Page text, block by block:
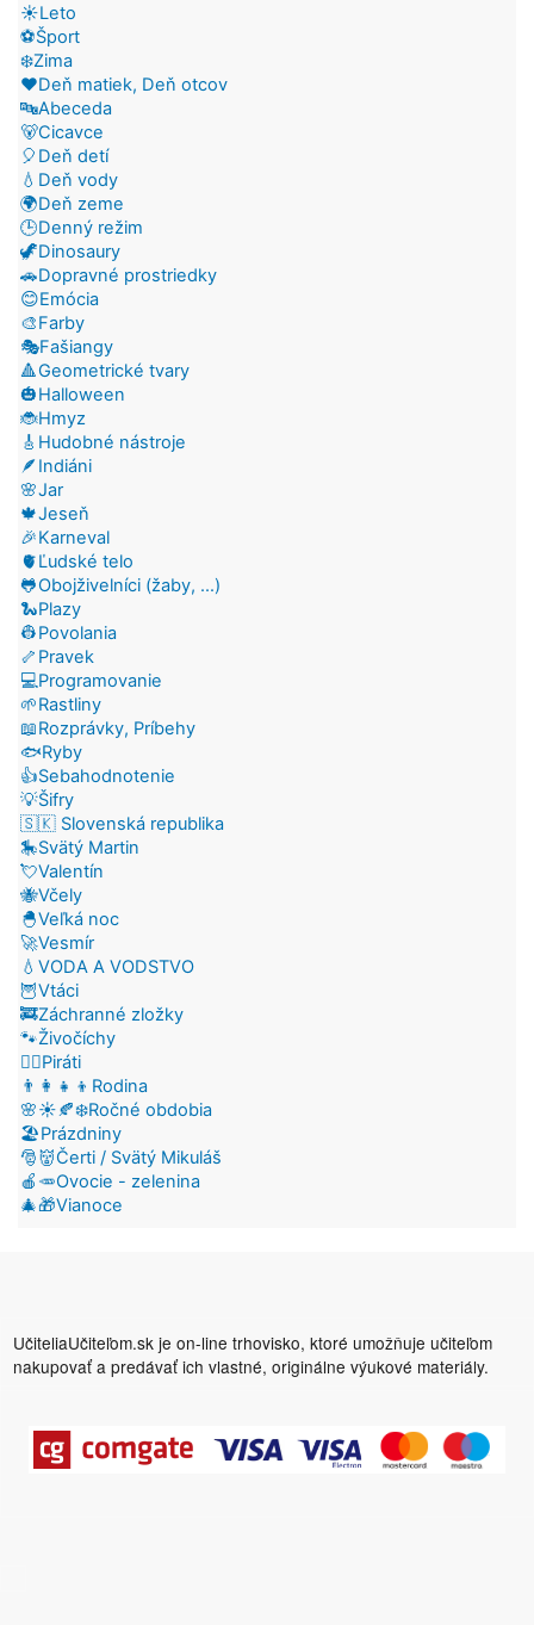
☀️Leto
⚽Šport
❄️Zima
❤️Deň matiek, Deň otcov
🔤Abeceda
🐻Cicavce
🎈Deň detí
💧Deň vody
🌍Deň zeme
🕒Denný režim
🦖Dinosaury
🚗Dopravné prostriedky
😊Emócia
🎨Farby
🎭Fašiangy
🔺Geometrické tvary
🎃Halloween
🐞Hmyz
🎸Hudobné nástroje
🪶Indiáni
🌸Jar
🍁Jeseň
🎉Karneval
🫀Ľudské telo
🐸Obojživelníci (žaby, ...)
🐍Plazy
👷Povolania
🦴Pravek
💻Programovanie
🌱Rastliny
📖Rozprávky, Príbehy
🐟Ryby
👍Sebahodnotenie
💡Šifry
🇸🇰 Slovenská republika
🎠Svätý Martin
💘Valentín
🐝Včely
🐣Veľká noc
🚀Vesmír
💧VODA A VODSTVO
🦉Vtáci
🚒Záchranné zložky
🐾Živočíchy
🏴‍☠️Piráti
👨‍👩‍👧‍👦Rodina
🌸☀️🍂❄️Ročné obdobia
🏖️Prázdniny
🎅👹Čerti / Svätý Mikuláš
🍎🥕Ovocie - zelenina
🎄🎁Vianoce
UčiteliaUčiteľom.sk je on-line trhovisko, ktoré umožňuje učiteľom
nakupovať a predávať ich vlastné, originálne výukové materiály.